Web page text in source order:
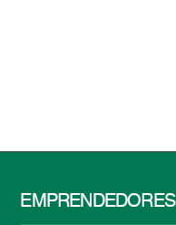
EMPRENDEDORES